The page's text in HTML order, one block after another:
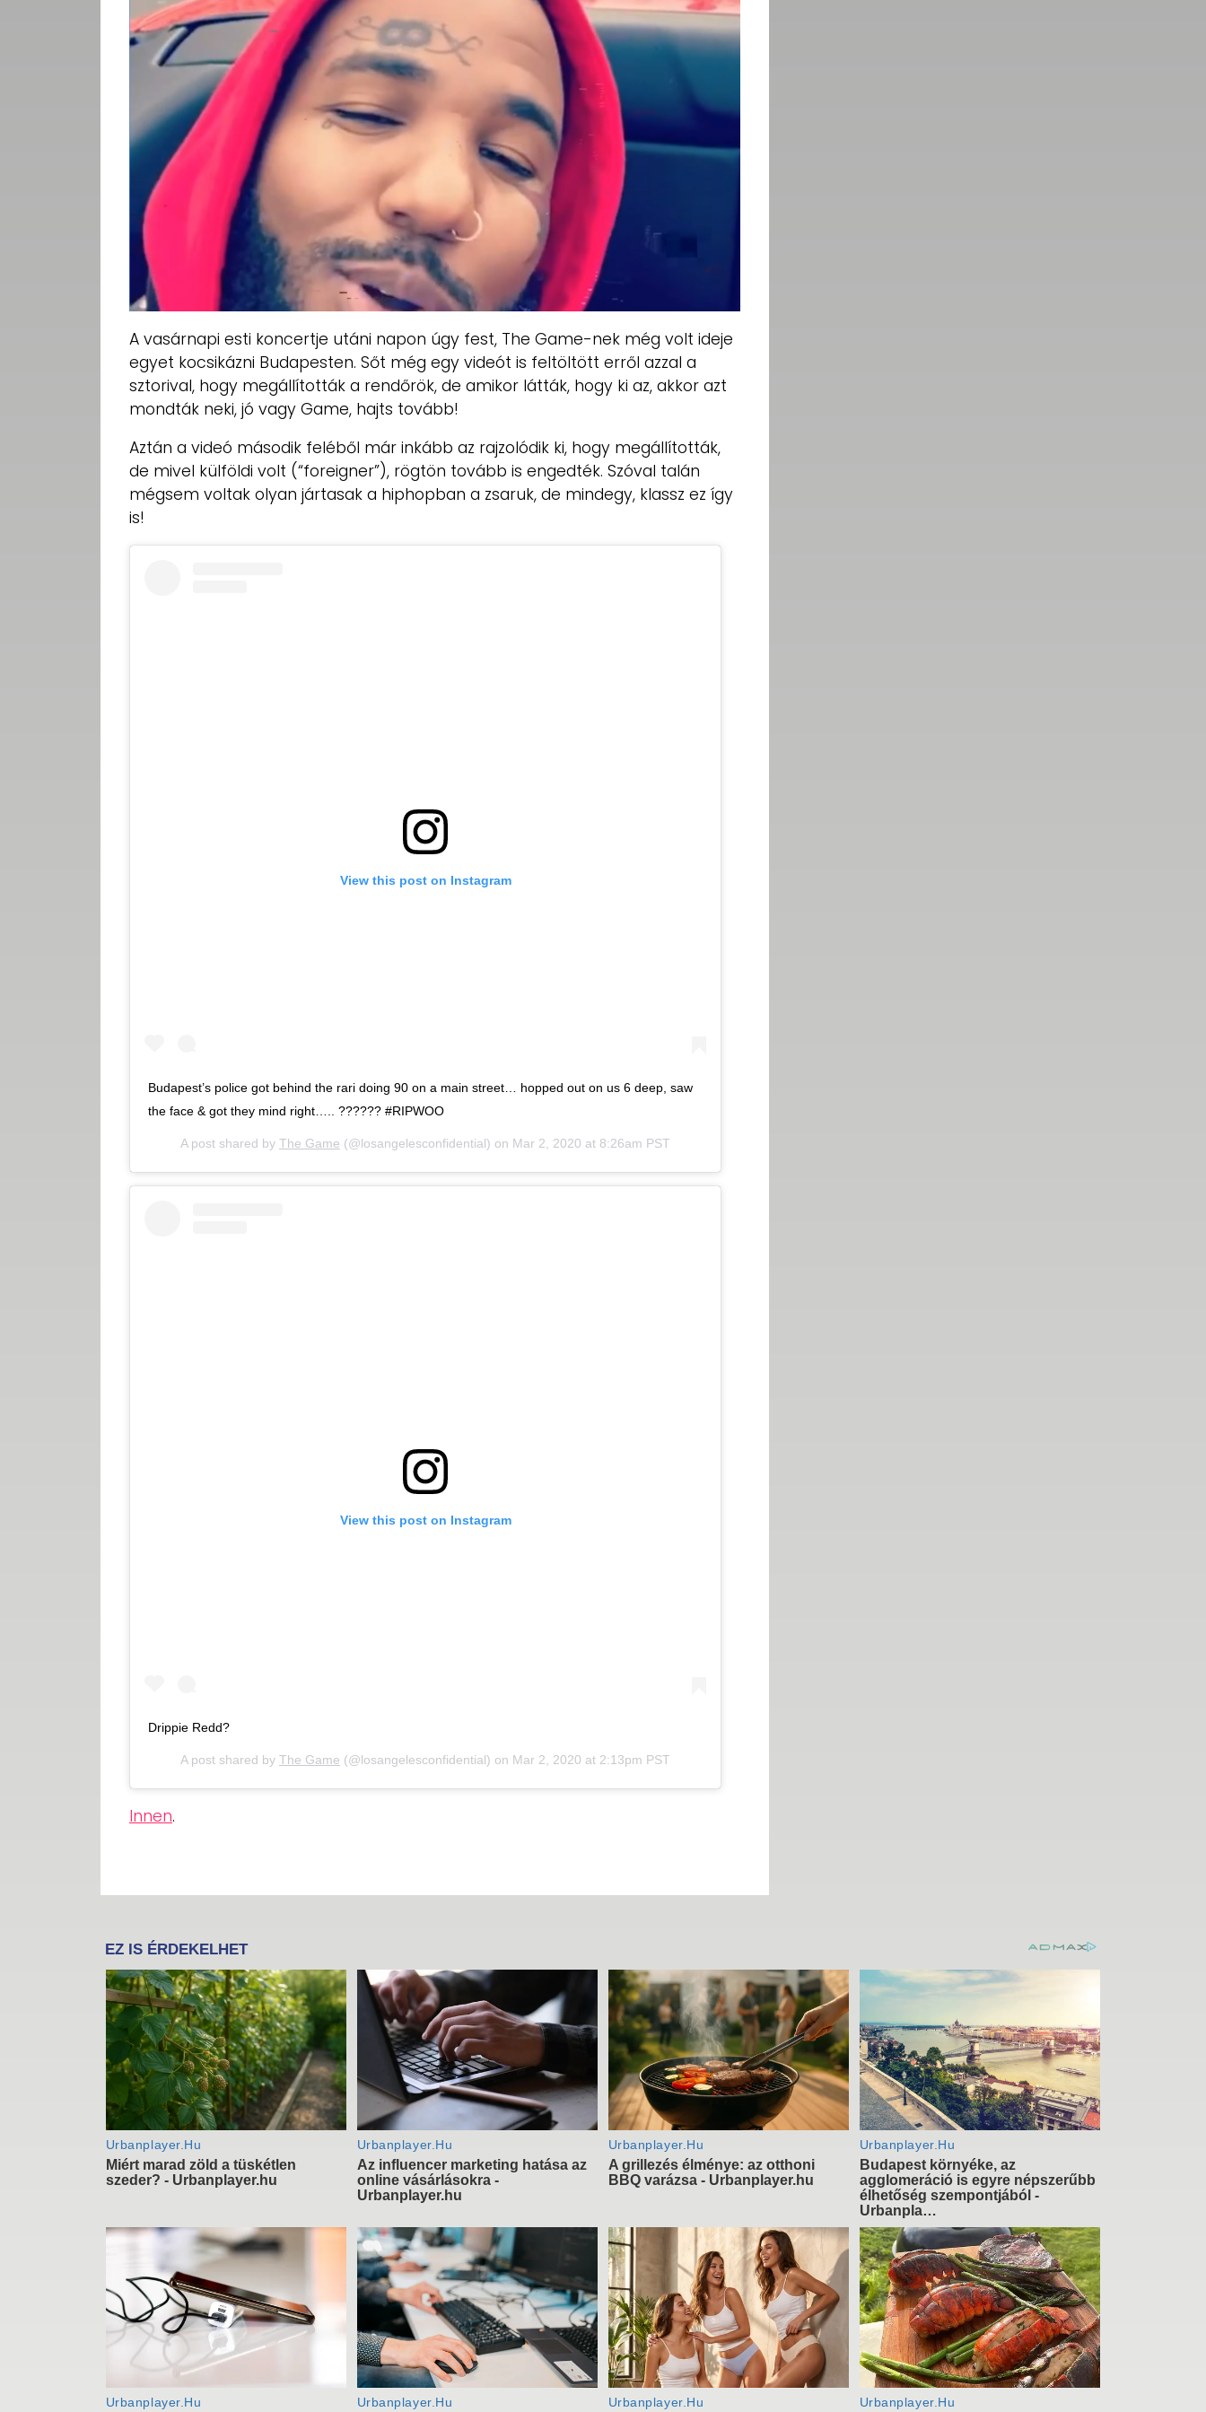
A vasárnapi esti koncertje utáni napon úgy fest, The Game-nek még volt ideje
egyet kocsikázni Budapesten. Sőt még egy videót is feltöltött erről azzal a
sztorival, hogy megállították a rendőrök, de amikor látták, hogy ki az, akkor azt
mondták neki, jó vagy Game, hajts tovább!
Aztán a videó második feléből már inkább az rajzolódik ki, hogy megállították,
de mivel külföldi volt (“foreigner”), rögtön tovább is engedték. Szóval talán
mégsem voltak olyan jártasak a hiphopban a zsaruk, de mindegy, klassz ez így
is!
View this post on Instagram
Budapest’s police got behind the rari doing 90 on a main street… hopped out on us 6 deep, saw
the face & got they mind right….. ?????? #RIPWOO
A post shared by The Game (@losangelesconfidential) on Mar 2, 2020 at 8:26am PST
View this post on Instagram
Drippie Redd?
A post shared by The Game (@losangelesconfidential) on Mar 2, 2020 at 2:13pm PST
Innen.